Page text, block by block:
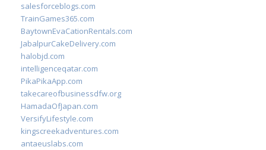
salesforceblogs.com
TrainGames365.com
BaytownEvaCationRentals.com
JabalpurCakeDelivery.com
halobjd.com
intelligenceqatar.com
PikaPikaApp.com
takecareofbusinessdfw.org
HamadaOfJapan.com
VersifyLifestyle.com
kingscreekadventures.com
antaeuslabs.com